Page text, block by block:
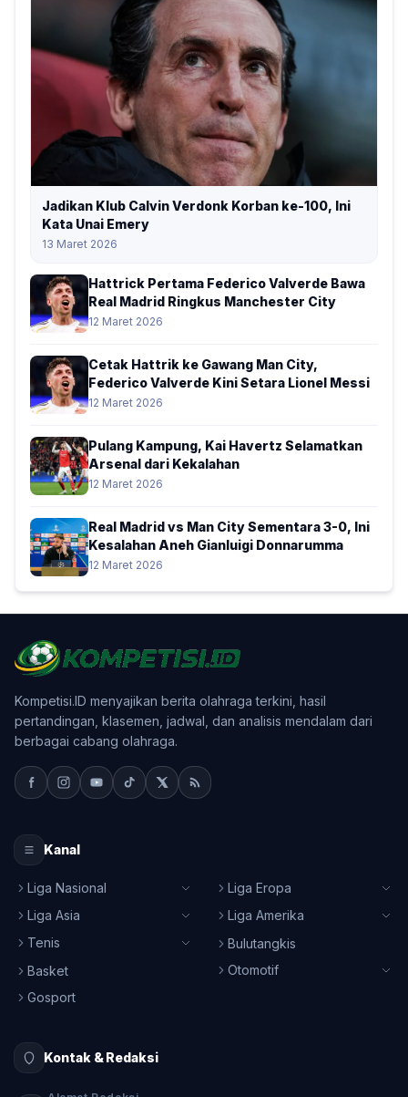
Jadikan Klub Calvin Verdonk Korban ke-100, Ini
Kata Unai Emery
13 Maret 2026
Hattrick Pertama Federico Valverde Bawa
Real Madrid Ringkus Manchester City
12 Maret 2026
Cetak Hattrik ke Gawang Man City,
Federico Valverde Kini Setara Lionel Messi
12 Maret 2026
Pulang Kampung, Kai Havertz Selamatkan
Arsenal dari Kekalahan
12 Maret 2026
Real Madrid vs Man City Sementara 3-0, Ini
Kesalahan Aneh Gianluigi Donnarumma
12 Maret 2026
Kompetisi.ID menyajikan berita olahraga terkini, hasil
pertandingan, klasemen, jadwal, dan analisis mendalam dari
berbagai cabang olahraga.
Kanal
Liga Nasional
Liga Eropa
Liga Asia
Liga Amerika
Tenis
Bulutangkis
Basket
Otomotif
Gosport
Kontak & Redaksi